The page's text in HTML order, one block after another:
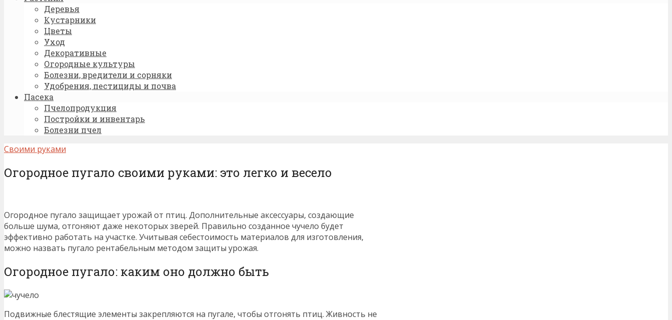
Деревья
Кустарники
Цветы
Уход
Декоративные
Огородные культуры
Болезни, вредители и сорняки
Удобрения, пестициды и почва
Пасека
Пчелопродукция
Постройки и инвентарь
Болезни пчел
Своими руками
Огородное пугало своими руками: это легко и весело
Огородное пугало защищает урожай от птиц. Дополнительные аксессуары, создающие
больше шума, отгоняют даже некоторых зверей. Правильно созданное чучело будет
эффективно работать на участке. Учитывая себестоимость материалов для изготовления,
можно назвать пугало рентабельным методом защиты урожая.
Огородное пугало: каким оно должно быть
Подвижные блестящие элементы закрепляются на пугале, чтобы отгонять птиц. Живность не